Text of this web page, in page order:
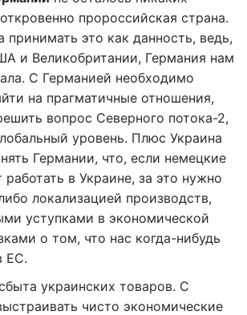
пророссийская страна.
принимать это как данность, ведь,
и Великобритании, Германия нам
С Германией необходимо
на прагматичные отношения,
вопрос Северного потока-2,
уровень. Плюс Украина
Германии, что, если немецкие
работать в Украине, за это нужно
локализацией производств,
уступками в экономической
о том, что нас когда-нибудь
ЕС.
украинских товаров. С
чисто экономические